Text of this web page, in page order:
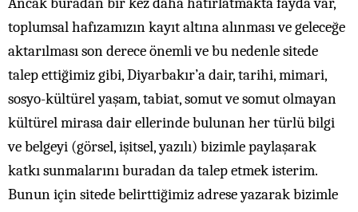
toplumsal hafızamızın kayıt altına alınması ve geleceğe
aktarılması son derece önemli ve bu nedenle sitede
talep ettiğimiz gibi, Diyarbakır’a dair, tarihi, mimari,
sosyo-kültürel yaşam, tabiat, somut ve somut olmayan
kültürel mirasa dair ellerinde bulunan her türlü bilgi
ve belgeyi (görsel, işitsel, yazılı) bizimle paylaşarak
katkı sunmalarını buradan da talep etmek isterim.
Bunun için sitede belirttiğimiz adrese yazarak bizimle